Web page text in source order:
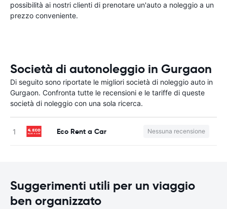
possibilità ai nostri clienti di prenotare un'auto a noleggio a un
prezzo conveniente.
Società di autonoleggio in Gurgaon
Di seguito sono riportate le migliori società di noleggio auto in
Gurgaon. Confronta tutte le recensioni e le tariffe di queste
società di noleggio con una sola ricerca.
Eco Rent a Car Nessuna recensione
Suggerimenti utili per un viaggio
ben organizzato